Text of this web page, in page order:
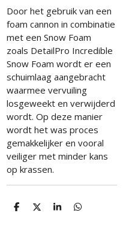
Door het gebruik van een
foam cannon in combinatie
met een Snow Foam
zoals DetailPro Incredible
Snow Foam wordt er een
schuimlaag aangebracht
waarmee vervuiling
losgeweekt en verwijderd
wordt. Op deze manier
wordt het was proces
gemakkelijker en vooral
veiliger met minder kans
op krassen.
D
D
S
D